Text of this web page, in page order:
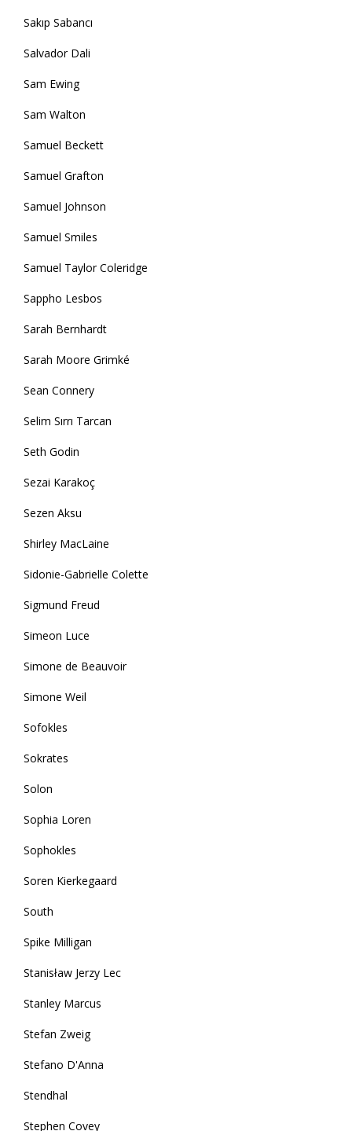
Sakıp Sabancı
Salvador Dali
Sam Ewing
Sam Walton
Samuel Beckett
Samuel Grafton
Samuel Johnson
Samuel Smiles
Samuel Taylor Coleridge
Sappho Lesbos
Sarah Bernhardt
Sarah Moore Grimké
Sean Connery
Selim Sırrı Tarcan
Seth Godin
Sezai Karakoç
Sezen Aksu
Shirley MacLaine
Sidonie-Gabrielle Colette
Sigmund Freud
Simeon Luce
Simone de Beauvoir
Simone Weil
Sofokles
Sokrates
Solon
Sophia Loren
Sophokles
Soren Kierkegaard
South
Spike Milligan
Stanisław Jerzy Lec
Stanley Marcus
Stefan Zweig
Stefano D'Anna
Stendhal
Stephen Covey